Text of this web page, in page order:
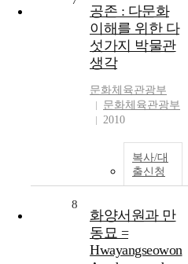
공존 : 다문화
이해를 위한 다
섯가지 박물관
생각
문화체육관광부
문화체육관광부
2010
복사/대
출신청
8
화양서원과 만
동묘 =
Hwayangseowon